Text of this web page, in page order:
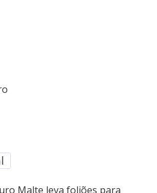
Malte leva foliões para